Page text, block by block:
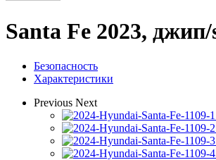
Santa Fe 2023,
Безопасность
Характеристики
Previous Next